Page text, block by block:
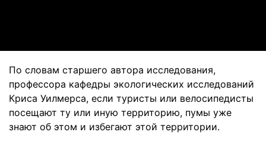
По словам старшего автора исследования,
профессора кафедры экологических исследований
Криса Уилмерса, если туристы или велосипедисты
посещают ту или иную территорию, пумы уже
знают об этом и избегают этой территории.